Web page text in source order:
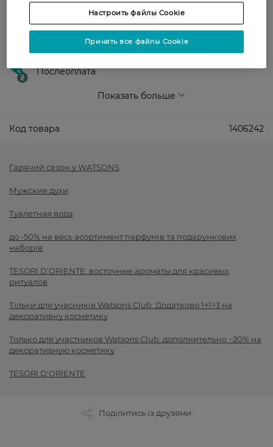
Оплата картой
Послеоплата
Показать больше
Код товара 1406242
Гарячий сезон у WATSONS
Мужские духи
Туалетная вода
до -50% на весь асортимент парфумів та подарункових
наборів
TESORI D’ORIENTE: восточные ароматы для красивых
ритуалов
Тільки для учасників Watsons Club: Додатково 1+1=3 на
декоративну косметику
Только для участников Watsons Club: дополнительно −20% на
декоративную косметику
TESORI D'ORIENTE
Поділитись із друзями
Настроить файлы Cookie
Принять все файлы Cookie